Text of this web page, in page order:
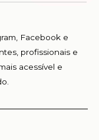
Facebook e
profissionais e
acessível e